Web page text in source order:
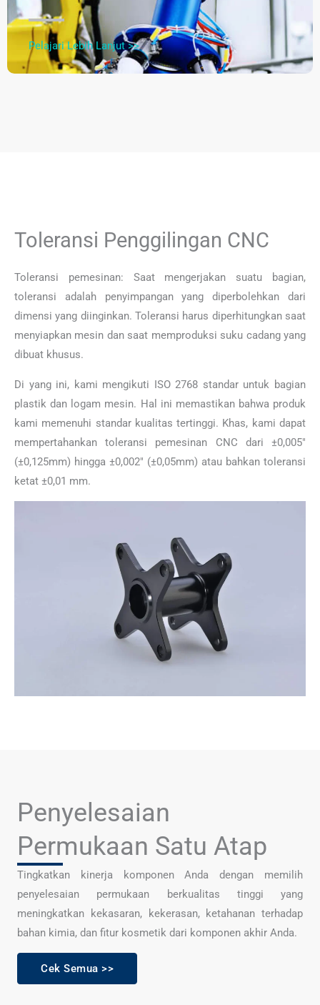
Pelajari Lebih Lanjut >>
Toleransi Penggilingan CNC
Toleransi pemesinan: Saat mengerjakan suatu bagian,
toleransi adalah penyimpangan yang diperbolehkan dari
dimensi yang diinginkan. Toleransi harus diperhitungkan saat
menyiapkan mesin dan saat memproduksi suku cadang yang
dibuat khusus.
Di yang ini, kami mengikuti ISO 2768 standar untuk bagian
plastik dan logam mesin. Hal ini memastikan bahwa produk
kami memenuhi standar kualitas tertinggi. Khas, kami dapat
mempertahankan toleransi pemesinan CNC dari ±0,005″
(±0,125mm) hingga ±0,002″ (±0,05mm) atau bahkan toleransi
ketat ±0,01 mm.
Penyelesaian
Permukaan Satu Atap
Tingkatkan kinerja komponen Anda dengan memilih
penyelesaian permukaan berkualitas tinggi yang
meningkatkan kekasaran, kekerasan, ketahanan terhadap
bahan kimia, dan fitur kosmetik dari komponen akhir Anda.
Cek Semua >>